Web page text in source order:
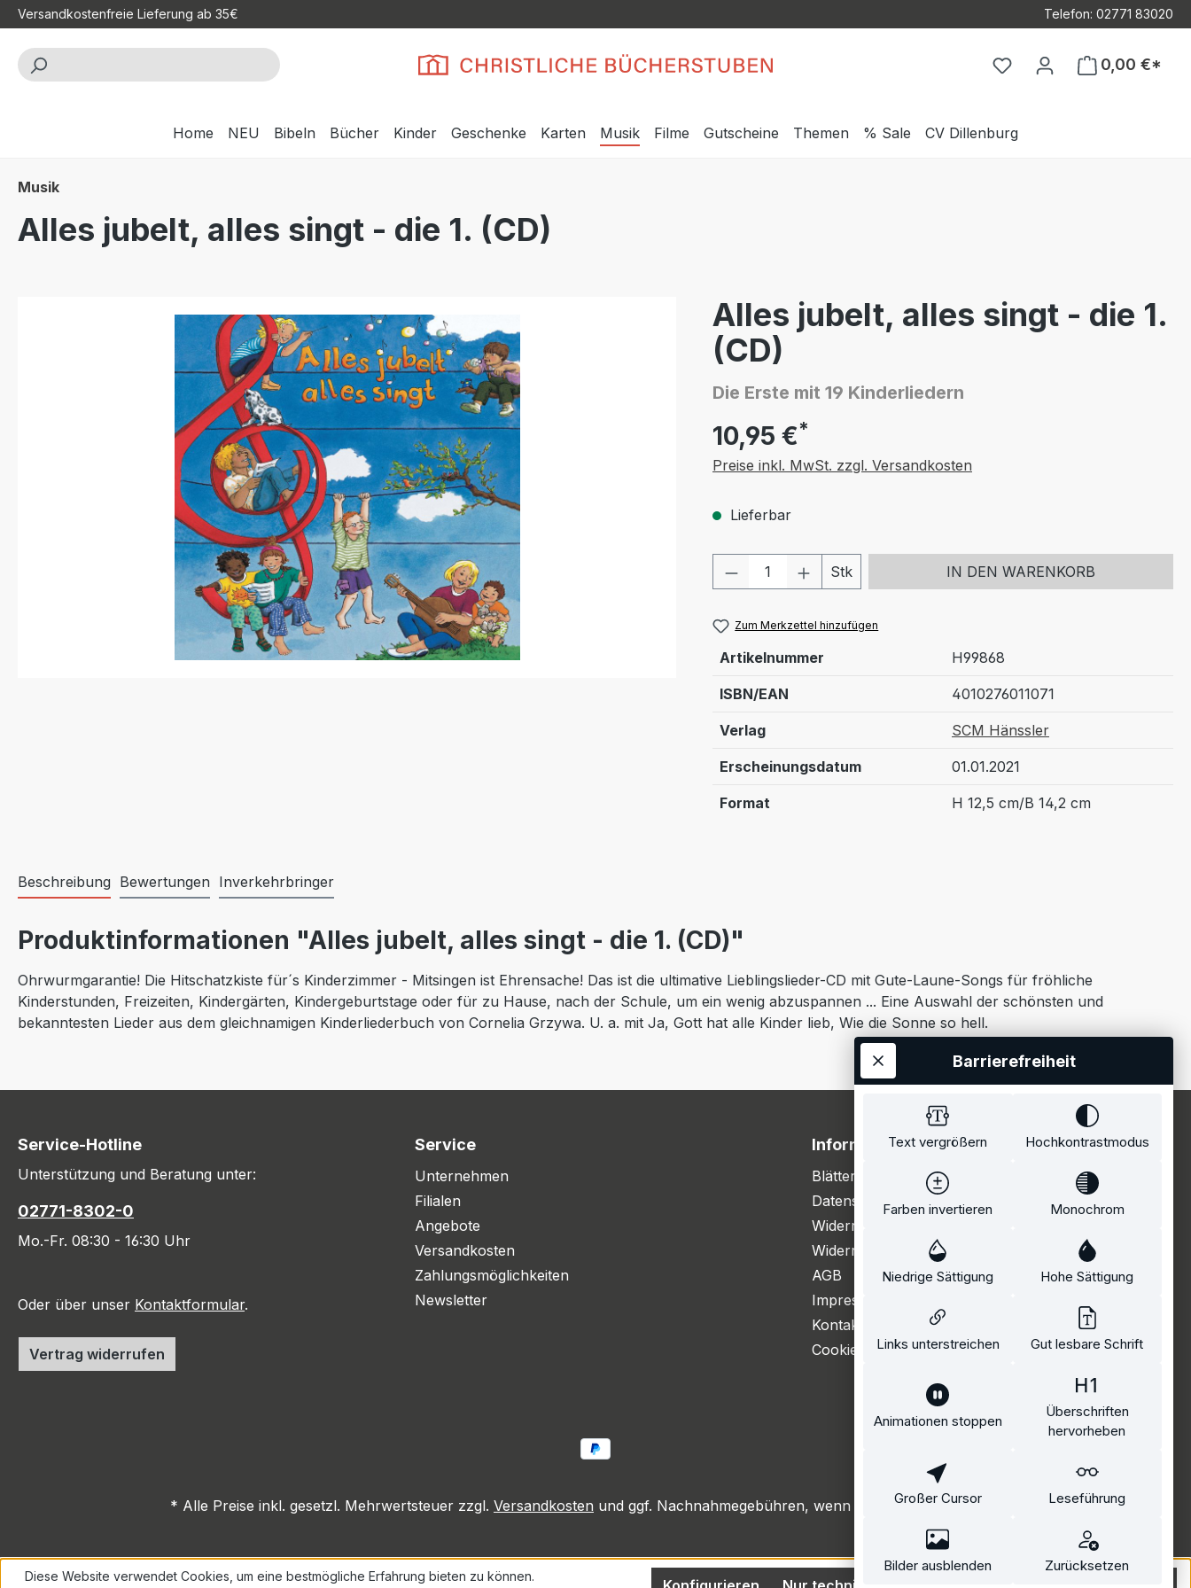
Hauptinhalt springen
Zur Suche springen
Zur Hauptnavigation springen
Versandkostenfreie Lieferung ab 35€ Telefon: 02771 83020
Du hast 0 Produkte auf
0,00 €*
Home NEU Bibeln Bücher Kinder Geschenke Karten Musik Filme Gutscheine Themen % Sale CV Dillenburg
Musik
Alles jubelt, alles singt - die 1. (CD)
Alles jubelt, alles singt - die 1.
(CD)
Die Erste mit 19 Kinderliedern
10,95 €*
Preise inkl. MwSt. zzgl. Versandkosten
Lieferbar
Produkt Anzahl: Gib den gewünschten Wert
Stk IN DEN WARENKORB
Zum Merkzettel hinzufügen
Artikelnummer H99868
ISBN/EAN 4010276011071
Verlag SCM Hänssler
Erscheinungsdatum 01.01.2021
Format H 12,5 cm/B 14,2 cm
Beschreibung Bewertungen Inverkehrbringer
Produktinformationen "Alles jubelt, alles singt - die 1. (CD)"
Ohrwurmgarantie! Die Hitschatzkiste für´s Kinderzimmer - Mitsingen ist Ehrensache! Das ist die ultimative Lieblingslieder-CD mit Gute-Laune-Songs für fröhliche
Kinderstunden, Freizeiten, Kindergärten, Kindergeburtstage oder für zu Hause, nach der Schule, um ein wenig abzuspannen ... Eine Auswahl der schönsten und
bekanntesten Lieder aus dem gleichnamigen Kinderliederbuch von Cornelia Grzywa. U. a. mit Ja, Gott hat alle Kinder lieb, Wie die Sonne so hell.
Service-Hotline
Unterstützung und Beratung unter:
02771-8302-0
Mo.-Fr. 08:30 - 16:30 Uhr
Oder über unser Kontaktformular.
Vertrag widerrufen
Service
Unternehmen
Filialen
Angebote
Versandkosten
Zahlungsmöglichkeiten
Newsletter
Information
Blätterkatalog
Datenschutzerklärung
Widerrufsbelehrung
Widerrufsformular
AGB
Impressum
Kontakt
Cookie Einstellungen
* Alle Preise inkl. gesetzl. Mehrwertsteuer zzgl. Versandkosten und ggf. Nachnahmegebühren, wenn nicht anders angegeben.
Text vergrößern Hochkontrastmodus
Farben invertieren Monochrom
Niedrige Sättigung Hohe Sättigung
Links unterstreichen Gut lesbare Schrift
Animationen stoppen
Überschriften
hervorheben
Großer Cursor Leseführung
Bilder ausblenden Zurücksetzen
Barrierefreiheit
Diese Website verwendet Cookies, um eine bestmögliche Erfahrung bieten zu können.